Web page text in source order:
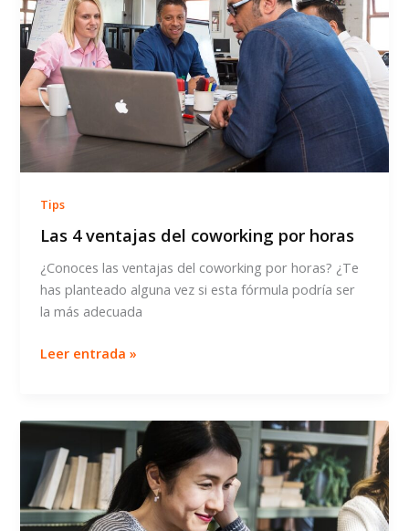
Tips
Las 4 ventajas del coworking por horas
¿Conoces las ventajas del coworking por horas? ¿Te
has planteado alguna vez si esta fórmula podría ser
la más adecuada
Las
del
por
horas
Leer entrada »